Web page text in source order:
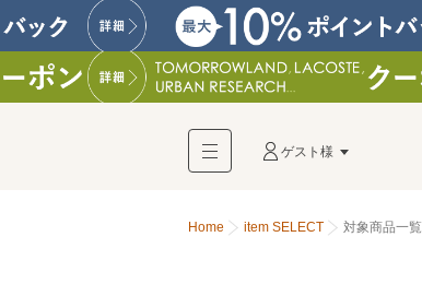
ゲスト様
Home item SELECT 対象商品一覧